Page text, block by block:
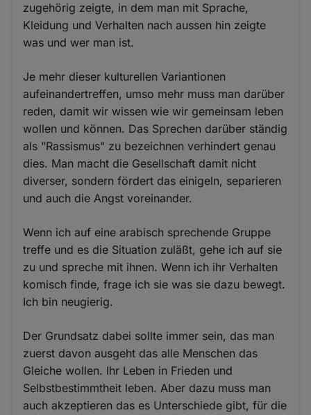
zugehörig zeigte, in dem man mit Sprache,
Kleidung und Verhalten nach aussen hin zeigte
was und wer man ist.
Je mehr dieser kulturellen Variantionen
aufeinandertreffen, umso mehr muss man darüber
reden, damit wir wissen wie wir gemeinsam leben
wollen und können. Das Sprechen darüber ständig
als "Rassismus" zu bezeichnen verhindert genau
dies. Man macht die Gesellschaft damit nicht
diverser, sondern fördert das einigeln, separieren
und auch die Angst voreinander.
Wenn ich auf eine arabisch sprechende Gruppe
treffe und es die Situation zuläßt, gehe ich auf sie
zu und spreche mit ihnen. Wenn ich ihr Verhalten
komisch finde, frage ich sie was sie dazu bewegt.
Ich bin neugierig.
Der Grundsatz dabei sollte immer sein, das man
zuerst davon ausgeht das alle Menschen das
Gleiche wollen. Ihr Leben in Frieden und
Selbstbestimmtheit leben. Aber dazu muss man
auch akzeptieren das es Unterschiede gibt, für die